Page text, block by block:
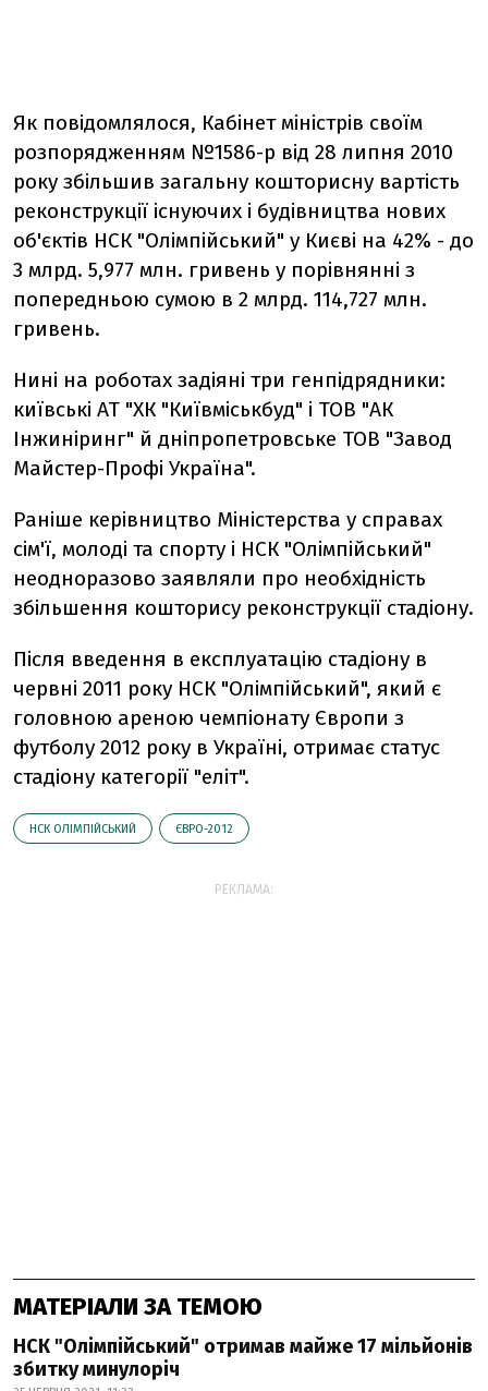
Як повідомлялося, Кабінет міністрів своїм
розпорядженням №1586-р від 28 липня 2010
року збільшив загальну кошторисну вартість
реконструкції існуючих і будівництва нових
об'єктів НСК "Олімпійський" у Києві на 42% - до
3 млрд. 5,977 млн. гривень у порівнянні з
попередньою сумою в 2 млрд. 114,727 млн.
гривень.
Нині на роботах задіяні три генпідрядники:
київські АТ "ХК "Київміськбуд" і ТОВ "АК
Інжиніринг" й дніпропетровське ТОВ "Завод
Майстер-Профі Україна".
Раніше керівництво Міністерства у справах
сім'ї, молоді та спорту і НСК "Олімпійський"
неодноразово заявляли про необхідність
збільшення кошторису реконструкції стадіону.
Після введення в експлуатацію стадіону в
червні 2011 року НСК "Олімпійський", який є
головною ареною чемпіонату Європи з
футболу 2012 року в Україні, отримає статус
стадіону категорії "еліт".
НСК ОЛІМПІЙСЬКИЙ ЄВРО-2012
РЕКЛАМА:
МАТЕРІАЛИ ЗА ТЕМОЮ
НСК "Олімпійський" отримав майже 17 мільйонів
збитку минулоріч